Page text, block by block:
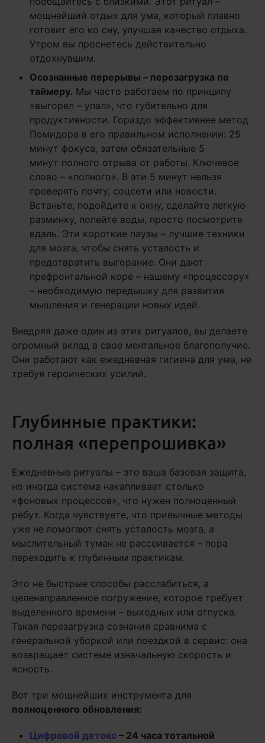
мощнейший отдых для ума, который плавно
готовит его ко сну, улучшая качество отдыха.
Утром вы проснетесь действительно
отдохнувшим.
Осознанные перерывы – перезагрузка по
таймеру. Мы часто работаем по принципу
«выгорел – упал», что губительно для
продуктивности. Гораздо эффективнее метод
Помидора в его правильном исполнении: 25
минут фокуса, затем обязательные 5
минут полного отрыва от работы. Ключевое
слово – «полного». В эти 5 минут нельзя
проверять почту, соцсети или новости.
Встаньте, подойдите к окну, сделайте легкую
разминку, попейте воды, просто посмотрите
вдаль. Эти короткие паузы – лучшие техники
для мозга, чтобы снять усталость и
предотвратить выгорание. Они дают
префронтальной коре – нашему «процессору»
– необходимую передышку для развития
мышления и генерации новых идей.
Внедряя даже один из этих ритуалов, вы делаете
огромный вклад в свое ментальное благополучие.
Они работают как ежедневная гигиена для ума, не
требуя героических усилий.
Глубинные практики:
полная «перепрошивка»
Ежедневные ритуалы – это ваша базовая защита,
но иногда система накапливает столько
«фоновых процессов», что нужен полноценный
ребут. Когда чувствуете, что привычные методы
уже не помогают снять усталость мозга, а
мыслительный туман не рассеивается – пора
переходить к глубинным практикам.
Это не быстрые способы расслабиться, а
целенаправленное погружение, которое требует
выделенного времени – выходных или отпуска.
Такая перезагрузка сознания сравнима с
генеральной уборкой или поездкой в сервис: она
возвращает системе изначальную скорость и
ясность.
Вот три мощнейших инструмента для
полноценного обновления:
Цифровой детокс – 24 часа тотальной